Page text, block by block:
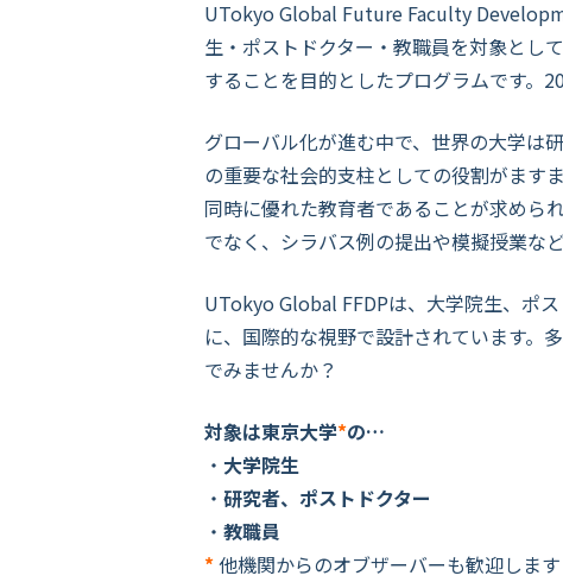
UTokyo Global Future Faculty
生・ポストドクター・教職員を対象とし
することを目的としたプログラムです。
グローバル化が進む中で、世界の大学は
の重要な社会的支柱としての役割がます
同時に優れた教育者であることが求めら
でなく、シラバス例の提出や模擬授業な
UTokyo Global FFDPは、大学院生、ポ
に、国際的な視野で設計されています。
でみませんか？
対象は東京大学*の…
・ 大学院生
・ 研究者、ポストドクター
・ 教職員
*他機関からのオブザーバーも歓迎します